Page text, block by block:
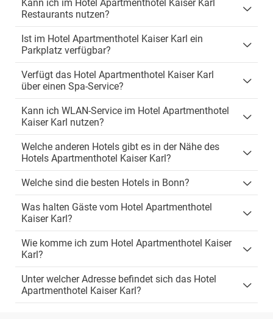
Kann ich im Hotel Apartmenthotel Kaiser Karl
Restaurants nutzen?
Ist im Hotel Apartmenthotel Kaiser Karl ein
Parkplatz verfügbar?
Verfügt das Hotel Apartmenthotel Kaiser Karl
über einen Spa-Service?
Kann ich WLAN-Service im Hotel Apartmenthotel
Kaiser Karl nutzen?
Welche anderen Hotels gibt es in der Nähe des
Hotels Apartmenthotel Kaiser Karl?
Welche sind die besten Hotels in Bonn?
Was halten Gäste vom Hotel Apartmenthotel
Kaiser Karl?
Wie komme ich zum Hotel Apartmenthotel Kaiser
Karl?
Unter welcher Adresse befindet sich das Hotel
Apartmenthotel Kaiser Karl?